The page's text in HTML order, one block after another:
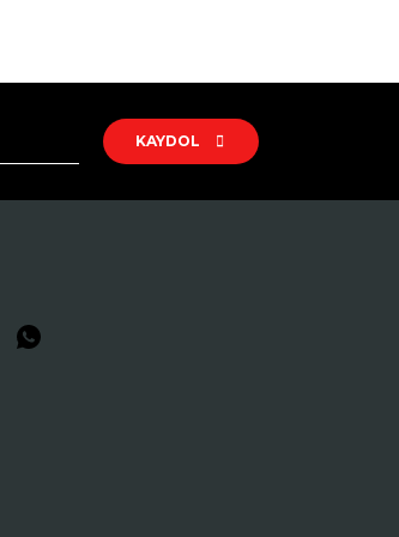
KAYDOL